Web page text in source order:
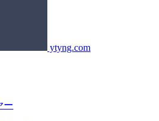
ytyng.com
ー